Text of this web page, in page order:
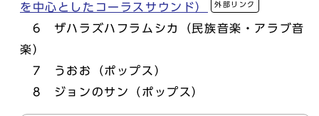
を中心としたコーラスサウンド） 外部リンク
6 ザハラズハフラムシカ（民族音楽・アラブ音
楽）
7 うおお（ポップス）
8 ジョンのサン（ポップス）